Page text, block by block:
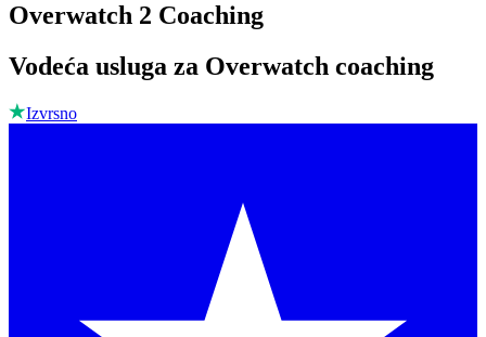
Overwatch 2 Coaching
Vodeća usluga za Overwatch coaching
Izvrsno